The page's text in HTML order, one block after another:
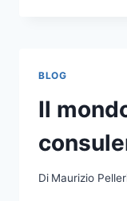
PER
BLOG
Il
Di Maurizio